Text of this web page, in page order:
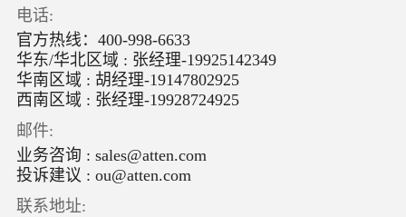
电话:
官方热线： 400-998-6633
华东/华北区域 : 张经理-19925142349
华南区域 : 胡经理-19147802925
西南区域 : 张经理-19928724925
邮件:
业务咨询 : sales@atten.com
投诉建议 : ou@atten.com
联系地址: